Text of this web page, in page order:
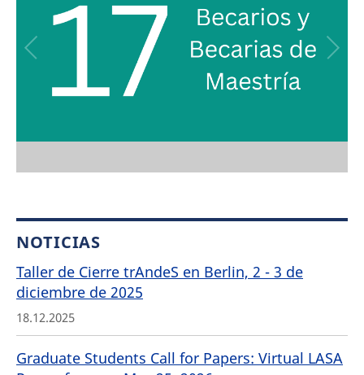
NOTICIAS
Taller de Cierre trAndeS en Berlin, 2 - 3 de
diciembre de 2025
18.12.2025
Graduate Students Call for Papers: Virtual LASA